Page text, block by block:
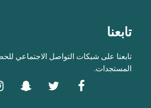
تابعنا
تابعنا على شبكات التواصل الاجتماعي
المستجدات.